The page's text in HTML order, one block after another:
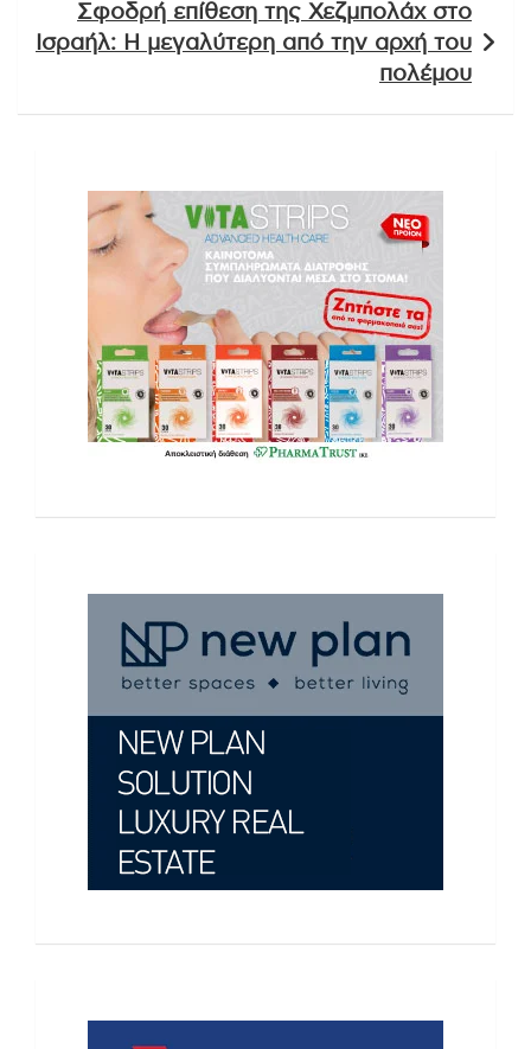
Σφοδρή επίθεση της Χεζμπολάχ στο
Ισραήλ: Η μεγαλύτερη από την αρχή του
πολέμου